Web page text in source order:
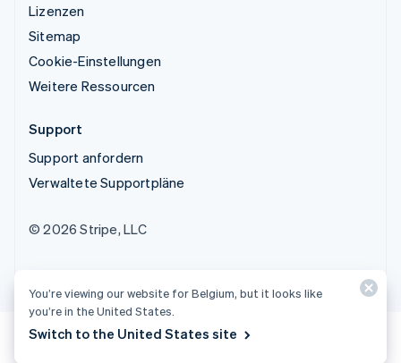
Lizenzen
Sitemap
Cookie-Einstellungen
Weitere Ressourcen
Support
Support anfordern
Verwaltete Supportpläne
© 2026 Stripe, LLC
You’re viewing our website for Belgium, but it looks like
you’re in the United States.
Switch to the United States site